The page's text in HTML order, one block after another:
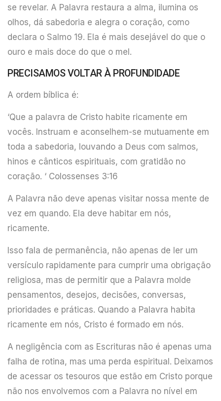
se revelar. A Palavra restaura a alma, ilumina os
olhos, dá sabedoria e alegra o coração, como
declara o Salmo 19. Ela é mais desejável do que o
ouro e mais doce do que o mel.
PRECISAMOS VOLTAR À PROFUNDIDADE
A ordem bíblica é:
‘Que a palavra de Cristo habite ricamente em
vocês. Instruam e aconselhem-se mutuamente em
toda a sabedoria, louvando a Deus com salmos,
hinos e cânticos espirituais, com gratidão no
coração. ‘ Colossenses 3:16
A Palavra não deve apenas visitar nossa mente de
vez em quando. Ela deve habitar em nós,
ricamente.
Isso fala de permanência, não apenas de ler um
versículo rapidamente para cumprir uma obrigação
religiosa, mas de permitir que a Palavra molde
pensamentos, desejos, decisões, conversas,
prioridades e práticas. Quando a Palavra habita
ricamente em nós, Cristo é formado em nós.
A negligência com as Escrituras não é apenas uma
falha de rotina, mas uma perda espiritual. Deixamos
de acessar os tesouros que estão em Cristo porque
não nos envolvemos com a Palavra no nível em